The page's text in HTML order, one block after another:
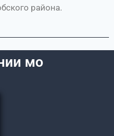
района.
мо